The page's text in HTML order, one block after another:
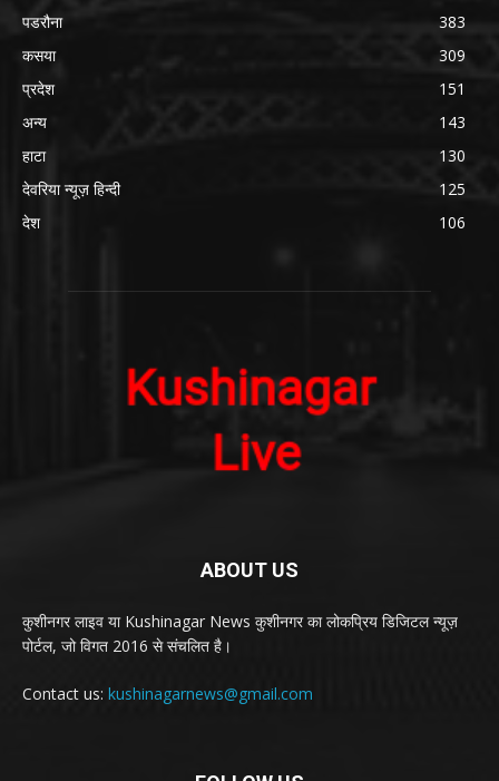
पडरौना
383
कसया
309
प्रदेश
151
अन्य
143
हाटा
130
देवरिया न्यूज़ हिन्दी
125
देश
106
ABOUT US
कुशीनगर लाइव या Kushinagar News कुशीनगर का लोकप्रिय डिजिटल न्यूज़
पोर्टल, जो विगत 2016 से संचलित है।
Contact us: kushinagarnews@gmail.com